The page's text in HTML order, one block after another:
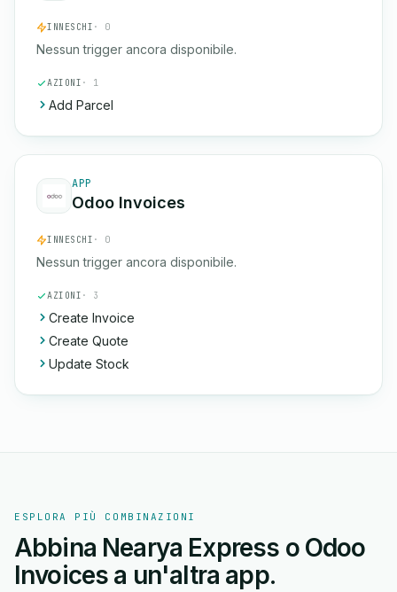
INNESCHI · 0
Nessun trigger ancora disponibile.
AZIONI · 1
Add Parcel
APP
Odoo Invoices
INNESCHI · 0
Nessun trigger ancora disponibile.
AZIONI · 3
Create Invoice
Create Quote
Update Stock
ESPLORA PIÙ COMBINAZIONI
Abbina Nearya Express o Odoo
Invoices a un'altra app.